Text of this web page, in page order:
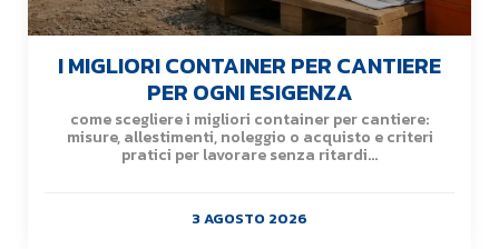
I MIGLIORI CONTAINER PER CANTIERE
PER OGNI ESIGENZA
come scegliere i migliori container per cantiere:
misure, allestimenti, noleggio o acquisto e criteri
pratici per lavorare senza ritardi...
3 AGOSTO 2026